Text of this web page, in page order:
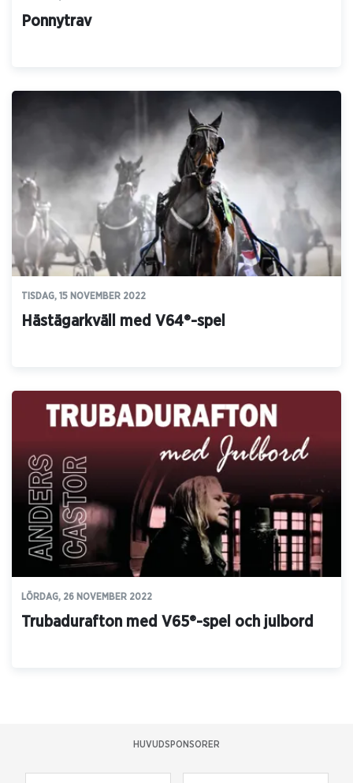
Ponnytrav
TISDAG, 15 NOVEMBER 2022
Hästägarkväll med V64®-spel
LÖRDAG, 26 NOVEMBER 2022
Trubadurafton med V65®-spel och julbord
HUVUDSPONSORER